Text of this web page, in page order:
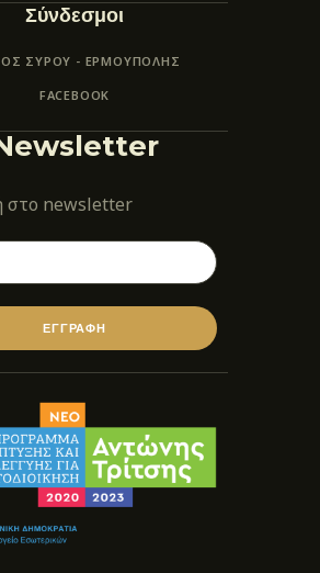
Σύνδεσμοι
ΣΥΡΟΥ - ΕΡΜΟΎΠΟΛΗΣ
FACEBOOK
στο newsletter
ΕΓΓΡΑΦΗ